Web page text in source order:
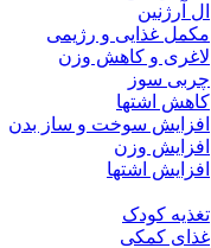
ال آرژنین
مکمل غذایی و رژیمی
لاغری و کاهش وزن
چربی سوز
کاهش اشتها
افزایش سوخت و ساز بدن
افزایش وزن
افزایش اشتها
تغذیه کودک
غذای کمکی